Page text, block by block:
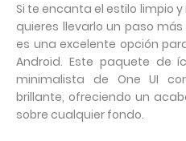
Si te encanta el estilo limpio
quieres llevarlo un paso más
es una excelente opción
Android. Este paquete de
minimalista de One UI
brillante, ofreciendo un
sobre cualquier fondo.